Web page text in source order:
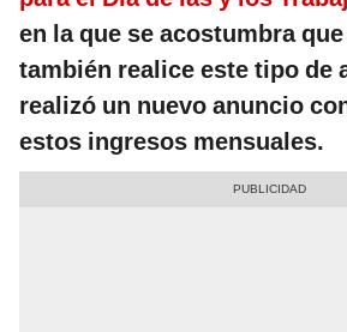
en la que se acostumbra
también realice este tipo de
realizó un nuevo anuncio
estos ingresos mensuales.